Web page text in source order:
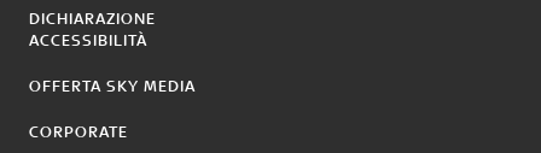
DICHIARAZIONE
ACCESSIBILITÀ
OFFERTA SKY MEDIA
CORPORATE